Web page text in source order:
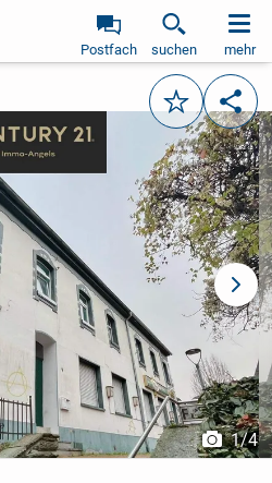
Postfach suchen mehr
Merken
1/4